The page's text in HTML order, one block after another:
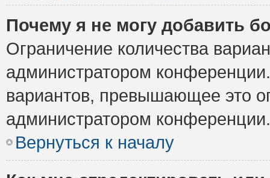
Почему я не могу добавить
Ограничение количества
администратором
вариантов, превышающее это
администратором конференции.
Вернуться к началу